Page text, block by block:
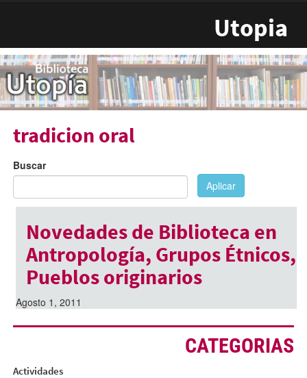
Utopia
tradicion oral
Buscar
Aplicar
Novedades de Biblioteca en
Antropología, Grupos Étnicos,
Pueblos originarios
Agosto 1, 2011
CATEGORIAS
Actividades